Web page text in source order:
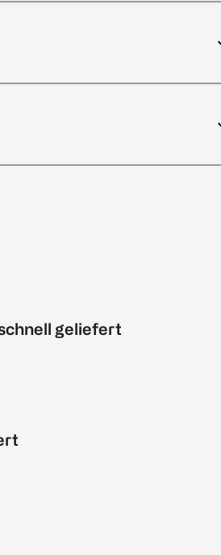
geliefert